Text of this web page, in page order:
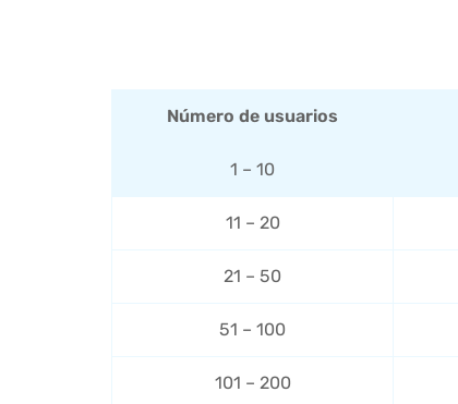
Número de usuarios
1 – 10
11 – 20
21 – 50
51 – 100
101 – 200